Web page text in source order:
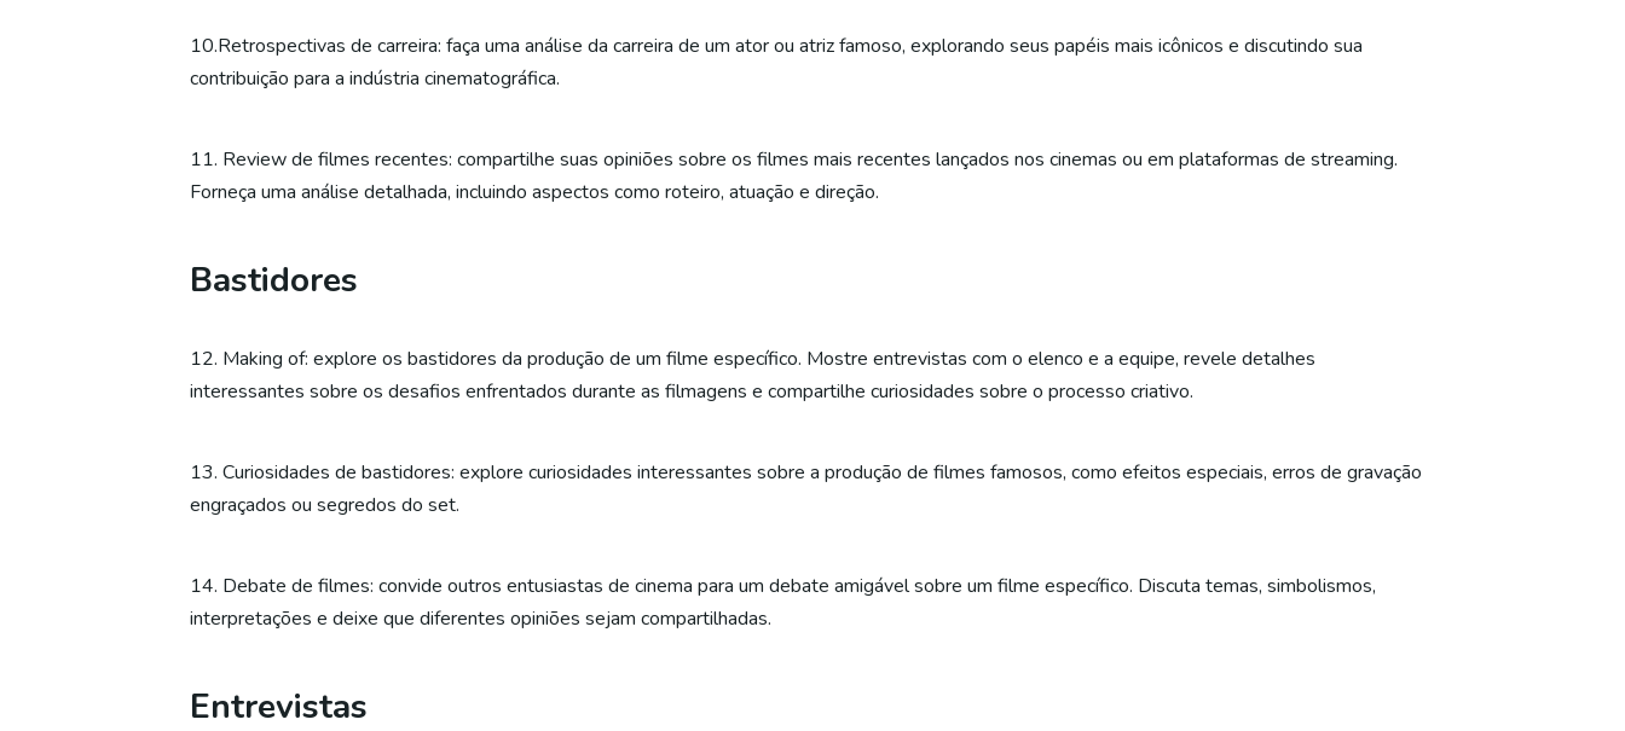
10.Retrospectivas de carreira: faça uma análise da carreira de um ator ou atriz famoso, explorando seus papéis mais icônicos e discutindo sua
contribuição para a indústria cinematográfica.
11. Review de filmes recentes: compartilhe suas opiniões sobre os filmes mais recentes lançados nos cinemas ou em plataformas de streaming.
Forneça uma análise detalhada, incluindo aspectos como roteiro, atuação e direção.
Bastidores
12. Making of: explore os bastidores da produção de um filme específico. Mostre entrevistas com o elenco e a equipe, revele detalhes
interessantes sobre os desafios enfrentados durante as filmagens e compartilhe curiosidades sobre o processo criativo.
13. Curiosidades de bastidores: explore curiosidades interessantes sobre a produção de filmes famosos, como efeitos especiais, erros de gravação
engraçados ou segredos do set.
14. Debate de filmes: convide outros entusiastas de cinema para um debate amigável sobre um filme específico. Discuta temas, simbolismos,
interpretações e deixe que diferentes opiniões sejam compartilhadas.
Entrevistas